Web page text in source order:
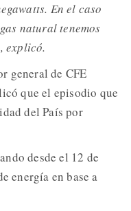
En el caso
natural tenemos
explicó.
general de CFE
que el episodio que
del País por
desde el 12 de
energía en base a